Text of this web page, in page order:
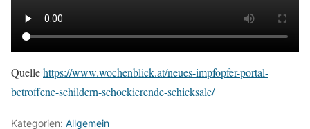
Quellehttps://www.wochenblick.at/neues-impfopfer-portal-
betroffene-schildern-schockierende-schicksale/
Kategorien: Allgemein